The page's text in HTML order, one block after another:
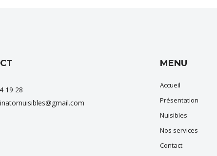
19 28
MENU
Accueil
Présentation
Nuisibles
Nos services
Contact